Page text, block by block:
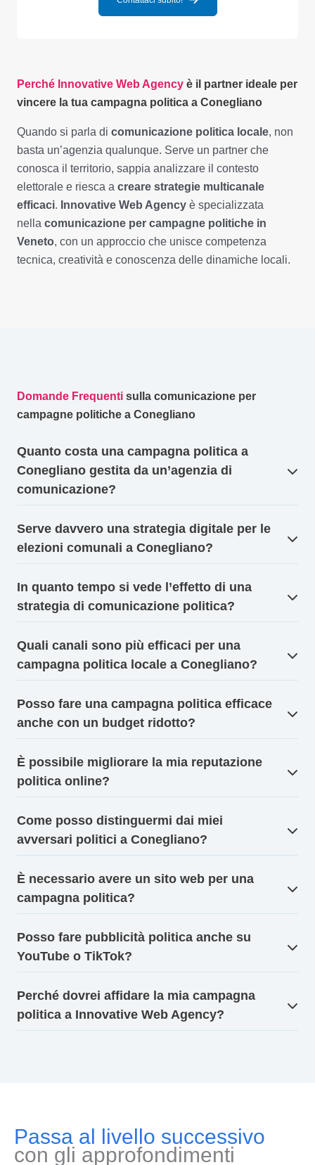
Perché Innovative Web Agency è il partner ideale per
vincere la tua campagna politica a Conegliano
Quando si parla di comunicazione politica locale, non
basta un’agenzia qualunque. Serve un partner che
conosca il territorio, sappia analizzare il contesto
elettorale e riesca a creare strategie multicanale
efficaci. Innovative Web Agency è specializzata
nella comunicazione per campagne politiche in
Veneto, con un approccio che unisce competenza
tecnica, creatività e conoscenza delle dinamiche locali.
Domande Frequenti sulla comunicazione per
campagne politiche a Conegliano
Quanto costa una campagna politica a
Conegliano gestita da un’agenzia di
comunicazione?
Serve davvero una strategia digitale per le
elezioni comunali a Conegliano?
In quanto tempo si vede l’effetto di una
strategia di comunicazione politica?
Quali canali sono più efficaci per una
campagna politica locale a Conegliano?
Posso fare una campagna politica efficace
anche con un budget ridotto?
È possibile migliorare la mia reputazione
politica online?
Come posso distinguermi dai miei
avversari politici a Conegliano?
È necessario avere un sito web per una
campagna politica?
Posso fare pubblicità politica anche su
YouTube o TikTok?
Perché dovrei affidare la mia campagna
politica a Innovative Web Agency?
Passa al livello successivo
con gli approfondimenti